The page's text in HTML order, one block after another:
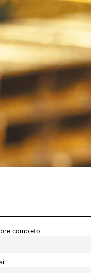
completo